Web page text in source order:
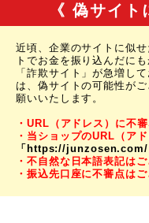
《 偽サイト
近頃、企業のサイトに似
トでお金を振り込んだに
「詐欺サイト」が急増し
は、偽サイトの可能性が
願いいたします。
・URL（アドレス）に不
・当ショップのURL（ア
「https://junzosen.com/
・不自然な日本語表記は
・振込先口座に不審点は